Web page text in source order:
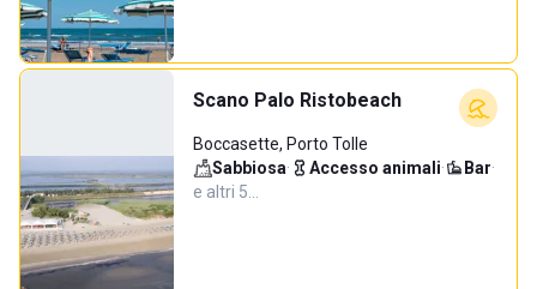
Scano Palo Ristobeach
Boccasette, Porto Tolle
Sabbiosa· Accesso animali· Bar·
e altri 5…